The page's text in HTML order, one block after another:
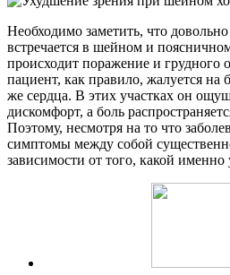
Необходимо заметить, что
встречается в шейном и
происходит поражение и грудного
пациент, как правило, жалуется на
же сердца. В этих участках он
дискомфорт, а боль
Поэтому, несмотря на то что
симптомы между собой
зависимости от того, какой